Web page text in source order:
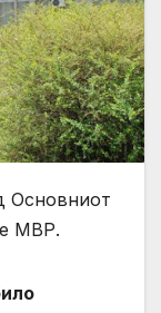
Основниот
МВР.